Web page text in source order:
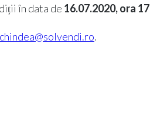
în data de 16.07.2020, ora
.